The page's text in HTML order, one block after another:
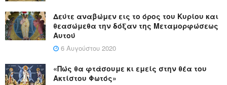
Δεύτε αναβώμεν εις το όρος του Κυρίου και
θεασώμεθα την δόξαν της Μεταμορφώσεως
Αυτού
6 Αυγούστου 2020
«Πώς θα φτάσουμε κι εμείς στην θέα του
Ακτίστου Φωτός»